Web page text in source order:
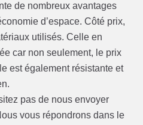
de nombreux avantages
d’espace. Côté prix,
utilisés. Celle en
car non seulement, le prix
est également résistante et
pas de nous envoyer
vous répondrons dans le